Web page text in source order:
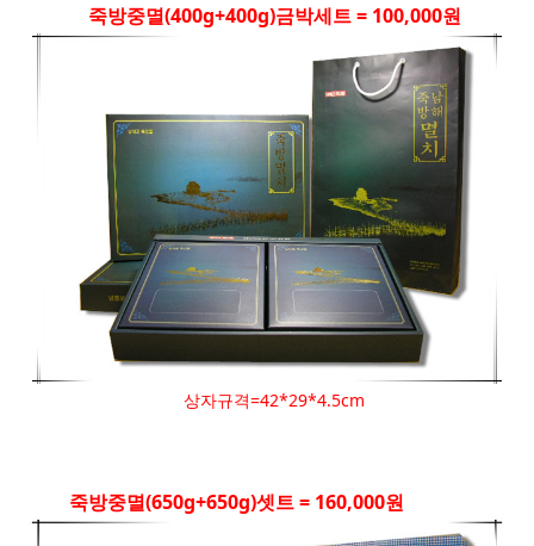
죽방중멸(400g+400g)금박세트 = 100,000원
상자규격=42*29*4.5cm
죽방중멸(650g+650g)셋트 = 160,000원